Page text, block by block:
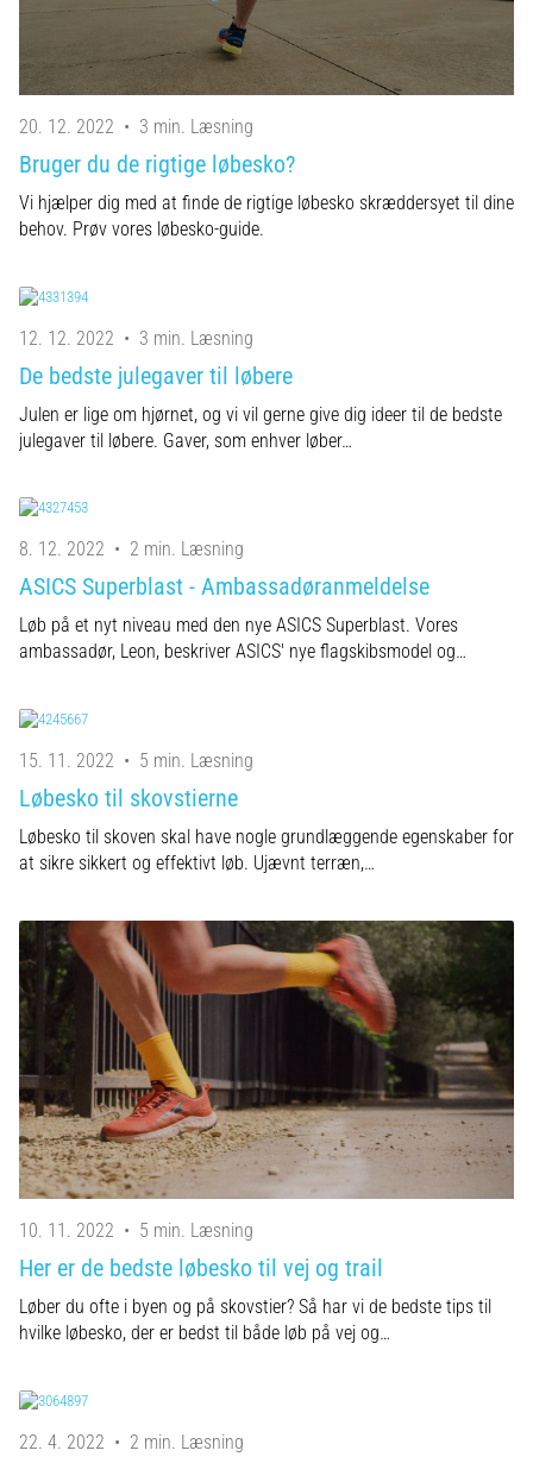
20. 12. 2022 • 3 min. Læsning
Bruger du de rigtige løbesko?
Vi hjælper dig med at finde de rigtige løbesko skræddersyet til dine
behov. Prøv vores løbesko-guide.
12. 12. 2022 • 3 min. Læsning
De bedste julegaver til løbere
Julen er lige om hjørnet, og vi vil gerne give dig ideer til de bedste
julegaver til løbere. Gaver, som enhver løber…
8. 12. 2022 • 2 min. Læsning
ASICS Superblast - Ambassadøranmeldelse
Løb på et nyt niveau med den nye ASICS Superblast. Vores
ambassadør, Leon, beskriver ASICS' nye flagskibsmodel og…
15. 11. 2022 • 5 min. Læsning
Løbesko til skovstierne
Løbesko til skoven skal have nogle grundlæggende egenskaber for
at sikre sikkert og effektivt løb. Ujævnt terræn,…
10. 11. 2022 • 5 min. Læsning
Her er de bedste løbesko til vej og trail
Løber du ofte i byen og på skovstier? Så har vi de bedste tips til
hvilke løbesko, der er bedst til både løb på vej og…
22. 4. 2022 • 2 min. Læsning